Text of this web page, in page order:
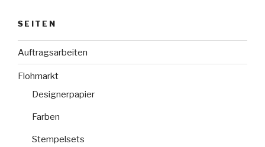
SEITEN
Auftragsarbeiten
Flohmarkt
Designerpapier
Farben
Stempelsets